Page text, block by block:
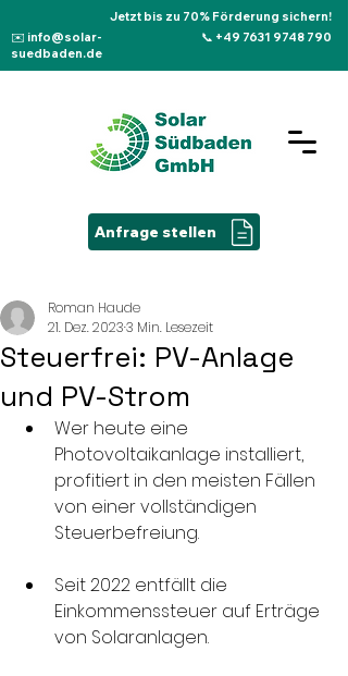
Jetzt bis zu 70% Förderung sichern!
✉️ info@solar-
suedbaden.de
📞 +49 7631 9748 790
Anfrage stellen
Steuerfrei: PV-Anlage
und PV-Strom
Roman Haude
21. Dez. 20233 Min. Lesezeit
Wer heute eine
Photovoltaikanlage installiert,
profitiert in den meisten Fällen
von einer vollständigen
Steuerbefreiung.
Seit 2022 entfällt die
Einkommenssteuer auf Erträge
von Solaranlagen.